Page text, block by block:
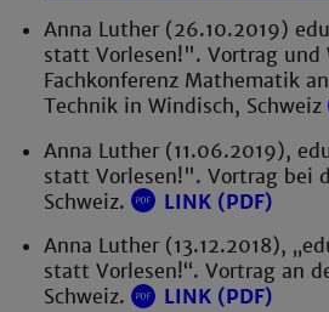
Anna Luther (26.10.2019)
statt Vorlesen!". Vortrag und
Fachkonferenz Mathematik
Technik in Windisch, Schweiz
Anna Luther (11.06.2019),
statt Vorlesen!". Vortrag bei
Schweiz.
LINK (PDF)
Anna Luther (13.12.2018),
statt Vorlesen!“. Vortrag an
Schweiz.
LINK (PDF)